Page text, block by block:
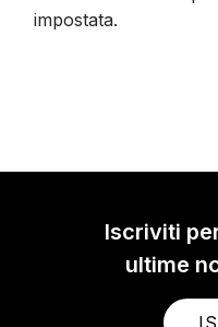
impostata.
Iscriviti
ultime